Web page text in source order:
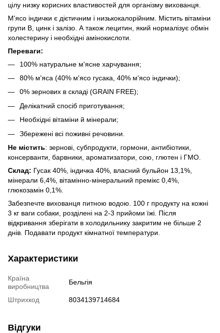
цілу низку корисних властивостей для організму вихованця.
М'ясо індички є дієтичним і низькокалорійним. Містить вітаміни
групи B, цинк і залізо. А також лецитин, який нормалізує обмін
холестерину і необхідні амінокислоти.
Переваги:
100% натуральне м'ясне харчування;
80% м'яса (40% м'ясо гусака, 40% м'ясо індички);
0% зернових в складі (GRAIN FREE);
Делікатний спосіб приготування;
Необхідні вітаміни й мінерали;
Збережені всі поживні речовини.
Не містить: зернові, субпродукти, гормони, антибіотики,
консерванти, барвники, ароматизатори, сою, глютен і ГМО.
Склад: Гусак 40%, індичка 40%, власний бульйон 13,1%,
мінерали 6,4%, вітамінно-мінеральний премікс 0,4%,
глюкозамін 0,1%.
Забезпечте вихованця питною водою. 100 г продукту на кожні
3 кг ваги собаки, розділені на 2-3 прийоми їжі. Після
відкривання зберігати в холодильнику закритим не більше 2
днів. Подавати продукт кімнатної температури.
Характеристики
Країна
виробництва
Бельгія
Штрихкод 8034139714684
Відгуки